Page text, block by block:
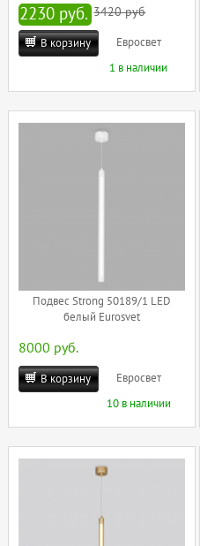
2230 руб. 3420 руб
В корзину
Евросвет
1 в наличии
Подвес Strong 50189/1 LED
белый Eurosvet
8000 руб.
В корзину
Евросвет
10 в наличии